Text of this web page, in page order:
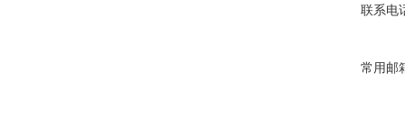
联系电
常用邮